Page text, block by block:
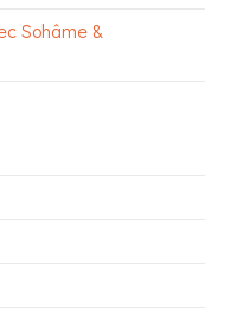
Sohâme &